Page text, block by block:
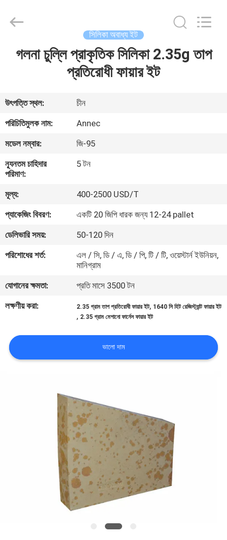
বাড়ি
আমাদের
সম্পর্কে
কারখানা
পরিদর্শন
গুণমান
নিয়ন্ত্রণ
সাথে
যোগাযোগ
খবর
Reserved.
সিলিকা অবাধ্য ইট
গলনা চুল্লি প্রাকৃতিক সিলিকা 2.35g তাপ
প্রতিরোধী ফায়ার ইট
উৎপত্তি স্থল:
চীন
পরিচিতিমুলক নাম:
Annec
মডেল নম্বার:
জি-95
ন্যূনতম চাহিদার
পরিমাণ:
5 টন
মূল্য:
400-2500 USD/T
প্যাকেজিং বিবরণ:
একটি 20 জিপি ধারক জন্য 12-24 pallet
ডেলিভারি সময়:
50-120 দিন
পরিশোধের শর্ত:
এল / সি, ডি / এ, ডি / পি, টি / টি, ওয়েস্টার্ন ইউনিয়ন,
মানিগ্রাম
যোগানের ক্ষমতা:
প্রতি মাসে 3500 টন
লক্ষণীয় করা:
2.35 গ্রাম তাপ প্রতিরোধী ফায়ার ইট, 1640 সি হিট রেজিস্ট্যান্ট ফায়ার ইট
, 2.35 গ্রাম মেশানো ফার্নেস ফায়ার ইট
ভালো দাম